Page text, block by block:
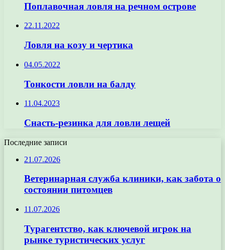
Поплавочная ловля на речном острове
22.11.2022
Ловля на козу и чертика
04.05.2022
Тонкости ловли на балду
11.04.2023
Снасть-резинка для ловли лещей
Последние записи
21.07.2026
Ветеринарная служба клиники, как забота о
состоянии питомцев
11.07.2026
Турагентство, как ключевой игрок на
рынке туристических услуг